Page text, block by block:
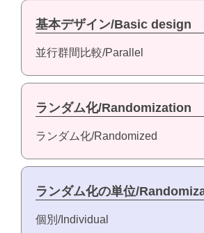
基本デザイン/Basic design
並行群間比較/Parallel
ランダム化/Randomization
ランダム化/Randomized
ランダム化の単位/
個別/Individual